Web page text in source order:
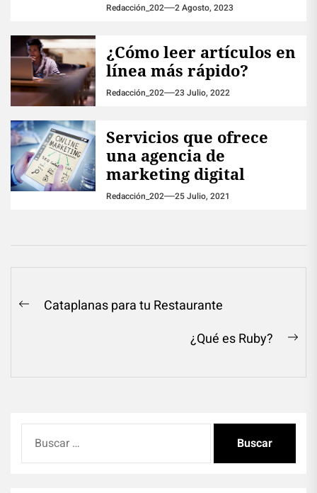
Redacción_202 2 Agosto, 2023
¿Cómo leer artículos en
línea más rápido?
Redacción_202 23 Julio, 2022
Servicios que ofrece
una agencia de
marketing digital
Redacción_202 25 Julio, 2021
Navegación
PreviousCataplanas para tu Restaurante
¿Qué es Ruby?